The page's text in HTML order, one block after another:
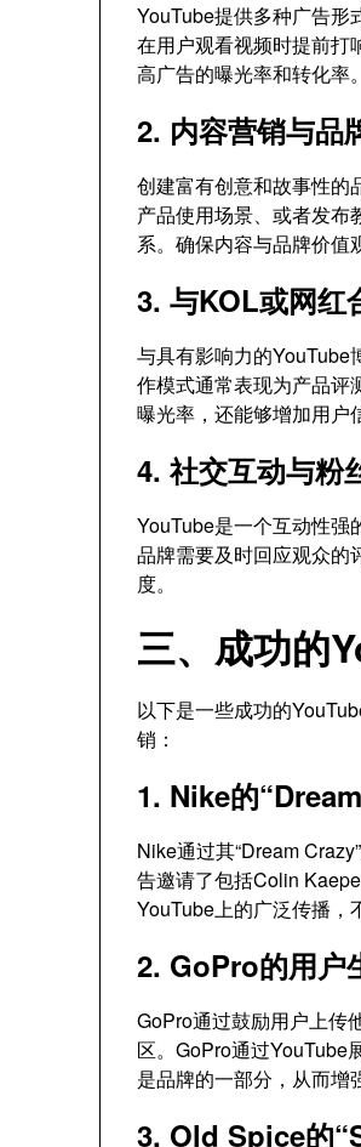
YouTube提供多种广告形
在用户观看视频时提前打
高广告的曝光率和转化率。
2. 内容营销与品
创建富有创意和故事性的
产品使用场景、或者发布
系。确保内容与品牌价值
3. 与KOL或网红
与具有影响力的YouTube
作模式通常表现为产品评
曝光率，还能够增加用户
4. 社交互动与粉
YouTube是一个互动性强
品牌需要及时回应观众的
度。
三、成功的
以下是一些成功的
销：
1. Nike的
Nike通过其“Dream
告邀请了包括Colin
YouTube上的广泛传播，
2. GoPro的用户
GoPro通过鼓励用户上传
区。GoPro通过YouTube
是品牌的一部分，从而增
3. Old Spice的